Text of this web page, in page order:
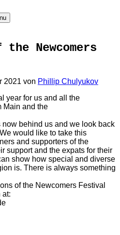
Newcomers
2021 von Phillip Chulyukov
year for us and all the
Main and the
behind us and we look back
would like to take this
and supporters of the
support and the expats for their
show how special and diverse
is. There is always something
of the Newcomers Festival
at: